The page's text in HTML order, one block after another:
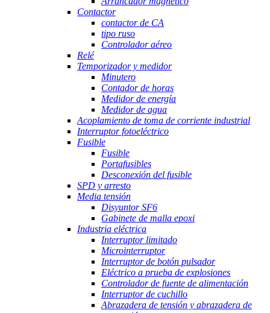
Contactor
contactor de CA
tipo ruso
Controlador aéreo
Relé
Temporizador y medidor
Minutero
Contador de horas
Medidor de energía
Medidor de agua
Acoplamiento de toma de corriente industrial
Interruptor fotoeléctrico
Fusible
Fusible
Portafusibles
Desconexión del fusible
SPD y arresto
Media tensión
Disyuntor SF6
Gabinete de malla epoxi
Industria eléctrica
Interruptor limitado
Microinterruptor
Interruptor de botón pulsador
Eléctrico a prueba de explosiones
Controlador de fuente de alimentación
Interruptor de cuchillo
Abrazadera de tensión y abrazadera de